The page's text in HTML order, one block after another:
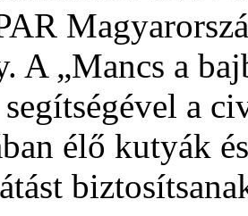
A „Mancs a
a
élő kutyák